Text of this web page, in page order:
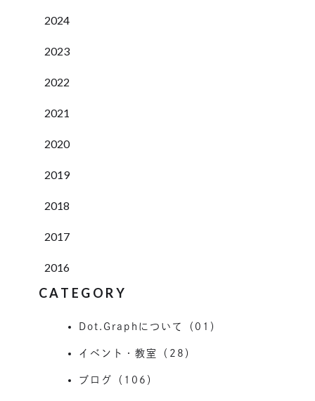
2024
2023
2022
2021
2020
2019
2018
2017
2016
CATEGORY
Dot.Graphについて（01）
イベント・教室（28）
ブログ（106）